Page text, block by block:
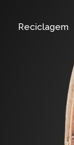
Reciclagem